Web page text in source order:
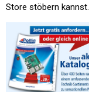
Store stöbern kannst.